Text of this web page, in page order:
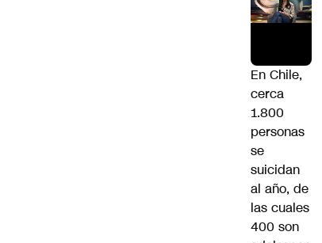
En Chile,
cerca
1.800
personas
se
suicidan
al año, de
las cuales
400 son